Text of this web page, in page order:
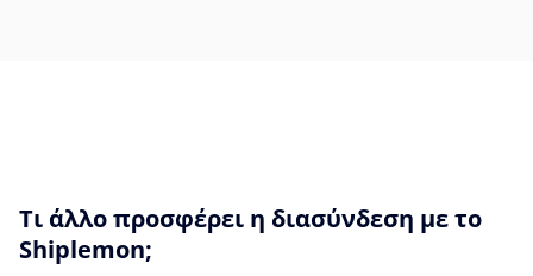
Τι άλλο προσφέρει η διασύνδεση με το
Shiplemon;